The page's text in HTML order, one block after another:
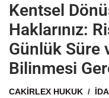
Kentsel
Haklarınız:
Günlük Süre
Bilinmesi
CAKIRLEX HUKUK